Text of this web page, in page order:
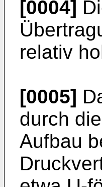
[0004]
relativ
[0005]
durch
Aufbau